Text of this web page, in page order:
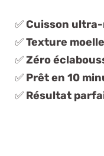
✅Cuisson
✅Texture
✅Zéro
✅ Prêt en 10
✅ Résultat